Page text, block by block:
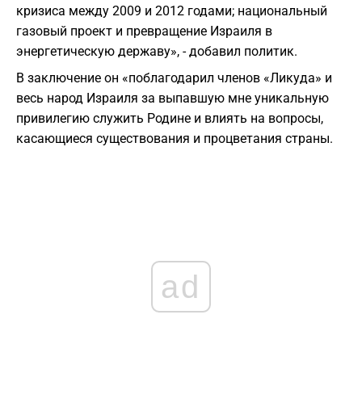
кризиса между 2009 и 2012 годами; национальный
газовый проект и превращение Израиля в
энергетическую державу», - добавил политик.
В заключение он «поблагодарил членов «Ликуда» и
весь народ Израиля за выпавшую мне уникальную
привилегию служить Родине и влиять на вопросы,
касающиеся существования и процветания страны.
ad